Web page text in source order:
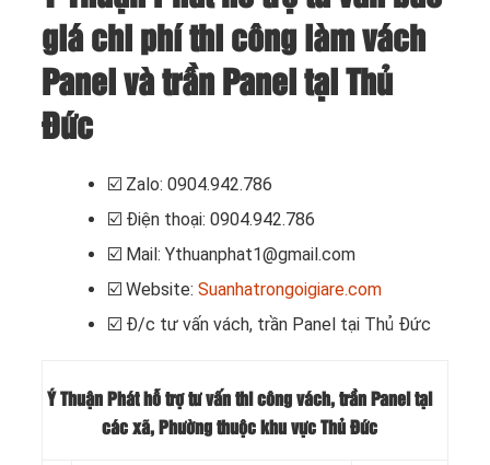
giá chi phí thi công làm vách
Panel và trần Panel tại Thủ
Đức
☑️ Zalo: 0904.942.786
☑️ Điện thoại: 0904.942.786
☑️ Mail: Ythuanphat1@gmail.com
☑️ Website: Suanhatrongoigiare.com
☑️ Đ/c tư vấn vách, trần Panel tại Thủ Đức
Ý Thuận Phát hỗ trợ tư vấn thi công vách, trần Panel tại
các xã, Phường thuộc khu vực Thủ Đức